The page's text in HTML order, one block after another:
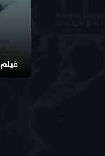
فيلم Searchers 2016 مترجم